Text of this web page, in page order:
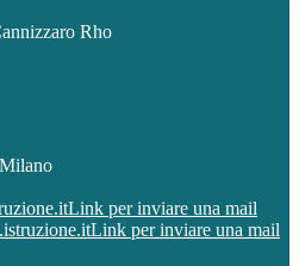
Rho
Link per inviare una mail
Link per inviare una mail